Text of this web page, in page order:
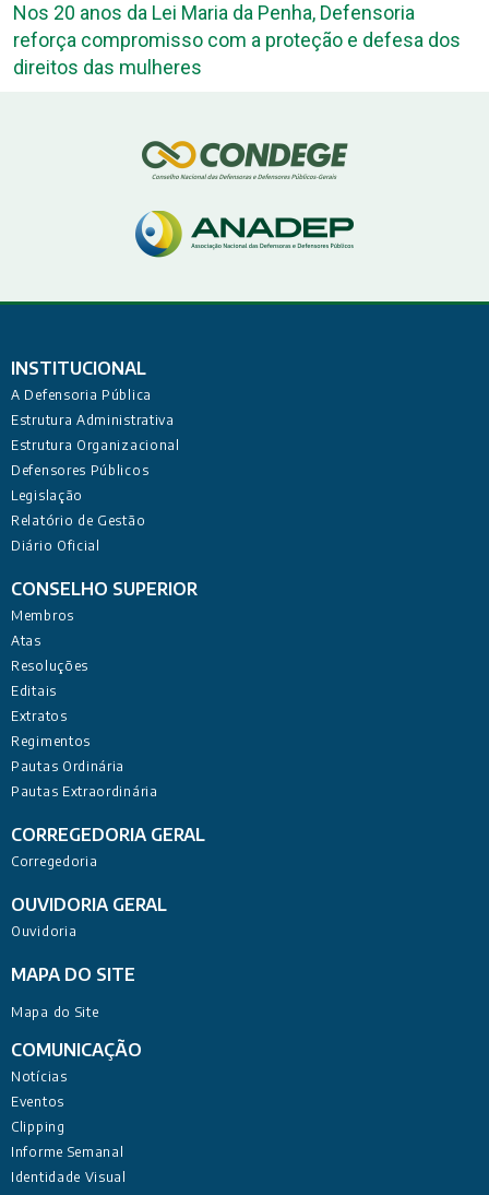
Nos 20 anos da Lei Maria da Penha, Defensoria
reforça compromisso com a proteção e defesa dos
direitos das mulheres
INSTITUCIONAL
A Defensoria Pública
Estrutura Administrativa
Estrutura Organizacional
Defensores Públicos
Legislação
Relatório de Gestão
Diário Oficial
CONSELHO SUPERIOR
Membros
Atas
Resoluções
Editais
Extratos
Regimentos
Pautas Ordinária
Pautas Extraordinária
CORREGEDORIA GERAL
Corregedoria
OUVIDORIA GERAL
Ouvidoria
MAPA DO SITE
Mapa do Site
COMUNICAÇÃO
Notícias
Eventos
Clipping
Informe Semanal
Identidade Visual